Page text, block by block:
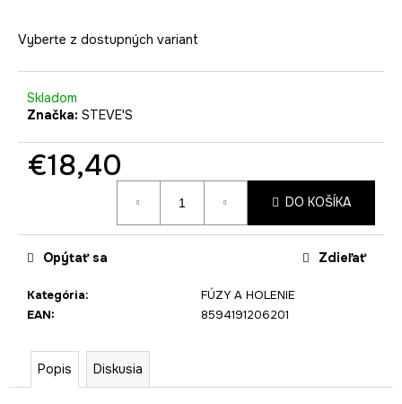
Vyberte z dostupných variant
Skladom
Značka: STEVE'S
€18,40
DO KOŠÍKA
Kategória:
FÚZY A HOLENIE
EAN: 8594191206201
Opýtať sa Zdieľať
Popis Diskusia